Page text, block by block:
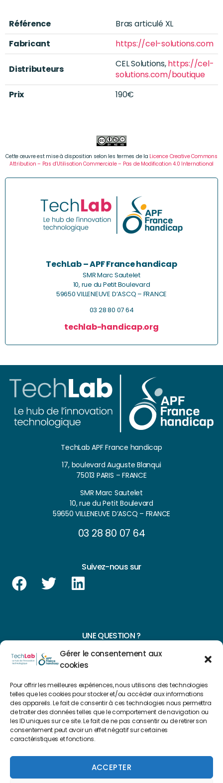
Gérer le consentement aux
cookies
Pour offrir les meilleures expériences, nous utilisons des technologies
telles que les cookies pour stocker et/ou accéder aux informations
des appareils. Le fait de consentir à ces technologies nous permettra
de traiter des données telles que le comportement de navigation ou
les ID uniques sur ce site. Le fait de ne pas consentir ou de retirer son
consentement peut avoir un effet négatif sur certaines
caractéristiques et fonctions.
ACCEPTER
Référence
Bras articulé XL
Fabricant
https://cel-solutions.com
Distributeurs CEL Solutions,https://cel-
solutions.com/boutique
Prix
190€
Cette œuvre est mise à disposition selon les termes de la Licence Creative Commons
Attribution – Pas d’Utilisation Commerciale – Pas de Modification 4.0 International
TechLab – APF France handicap
SMR Marc Sautelet
10, rue du Petit Boulevard
59650 VILLENEUVE D’ASCQ – FRANCE
03 28 80 07 64
techlab-handicap.org
TechLab APF France handicap
17, boulevard Auguste Blanqui
75013 PARIS – FRANCE
SMR Marc Sautelet
10, rue du Petit Boulevard
59650 VILLENEUVE D’ASCQ – FRANCE
03 28 80 07 64
Suivez-nous sur
UNE QUESTION ?
CONTACTEZ-NOUS
NAVIGUER SUR NOTRE SITE
Plan du site
FAIRE UN DON
Copyright 2022 © Créé par